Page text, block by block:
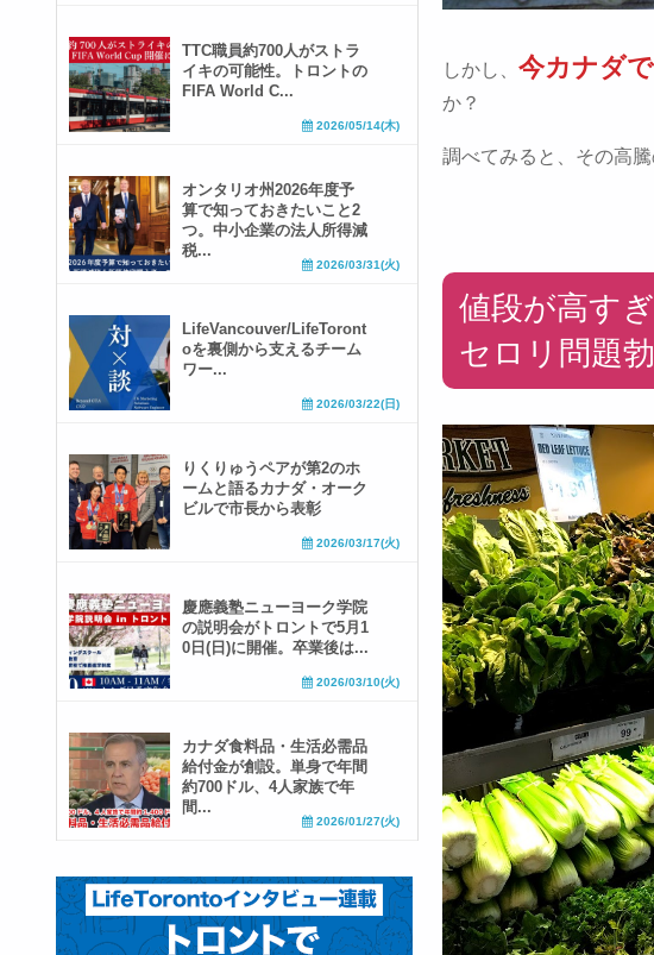
しかし、 今カナダ
か？
調べてみると、その高
値段が高す
セロリ問題
TTC職員約700人がストラ
イキの可能性。トロントの
FIFA World C...
2026/05/14(木)
オンタリオ州2026年度予
算で知っておきたいこと2
つ。中小企業の法人所得減
税...
2026/03/31(火)
LifeVancouver/LifeToront
oを裏側から支えるチーム
ワー...
2026/03/22(日)
りくりゅうペアが第2のホ
ームと語るカナダ・オーク
ビルで市長から表彰
2026/03/17(火)
慶應義塾ニューヨーク学院
の説明会がトロントで5月1
0日(日)に開催。卒業後は...
2026/03/10(火)
カナダ食料品・生活必需品
給付金が創設。単身で年間
約700ドル、4人家族で年
間...
2026/01/27(火)